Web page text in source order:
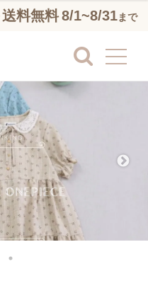
送料無料8/1~8/31まで